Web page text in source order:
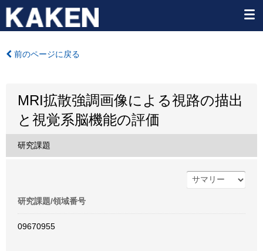
前のページに戻る
MRI拡散強調画像による視路の描出
と視覚系脳機能の評価
研究課題
研究課題/領域番号
09670955